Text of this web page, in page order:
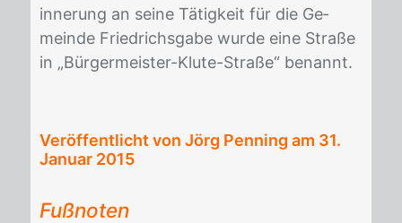
in­ne­rung an sei­ne Tä­tig­keit für die Ge­
mein­de Fried­richs­ga­be wur­de eine Stra­ße
in „Bür­ger­meis­ter-Klu­te-Stra­ße“ be­nannt.
Veröffentlicht von Jörg Penning am 31.
Januar 2015
Fußnoten